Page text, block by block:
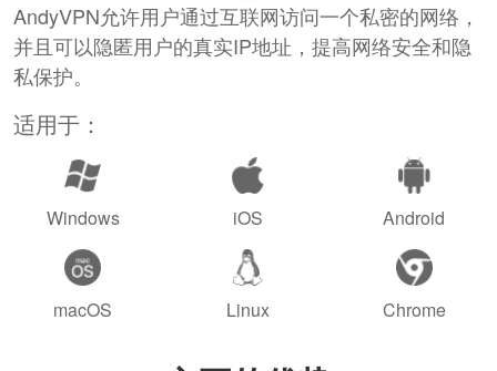
AndyVPN允许用户通过互联网访问一个私密的网络，
并且可以隐匿用户的真实IP地址，提高网络安全和隐
私保护。
适用于：
Windows iOS Android
macOS Linux Chrome